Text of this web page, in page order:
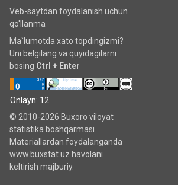
Veb-saytdan foydalanish uchun
qo'llanma
Ma`lumotda xato topdingizmi?
Uni belgilang va quyidagilarni
bosing Ctrl + Enter
Onlayn: 12
© 2010-2026 Buxoro viloyat
statistika boshqarmasi
Materiallardan foydalanganda
www.buxstat.uz havolani
keltirish majburiy.